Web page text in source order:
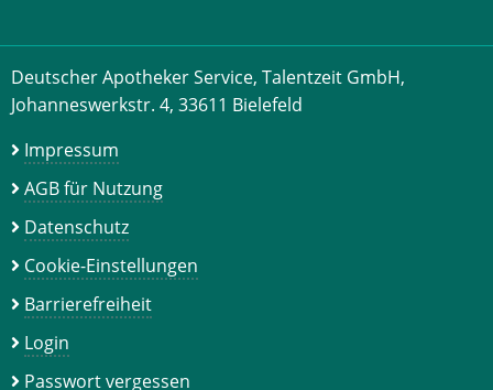
Deutscher Apotheker Service, Talentzeit GmbH,
Johanneswerkstr. 4, 33611 Bielefeld
Impressum
AGB für Nutzung
Datenschutz
Cookie-Einstellungen
Barrierefreiheit
Login
Passwort vergessen